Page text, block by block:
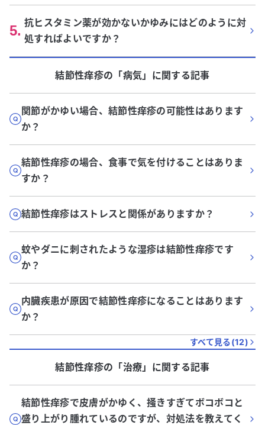
5. 抗ヒスタミン薬が効かないかゆみにはどのように対
処すればよいですか？
結節性痒疹の「病気」に関する記事
関節がかゆい場合、結節性痒疹の可能性はあります
か？
結節性痒疹の場合、食事で気を付けることはありま
すか？
結節性痒疹はストレスと関係がありますか？
蚊やダニに刺されたような湿疹は結節性痒疹です
か？
内臓疾患が原因で結節性痒疹になることはあります
か？
すべて見る(12)
結節性痒疹の「治療」に関する記事
結節性痒疹で皮膚がかゆく、掻きすぎてボコボコと
盛り上がり腫れているのですが、対処法を教えてく